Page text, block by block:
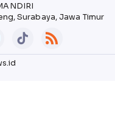
Surabaya, Jawa Timur